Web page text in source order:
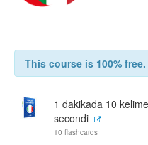
This course is 100% free.
1 dakikada 10
secondi
10 flashcards